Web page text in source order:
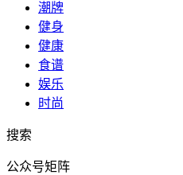
潮牌
健身
健康
食谱
娱乐
时尚
搜索
公众号矩阵